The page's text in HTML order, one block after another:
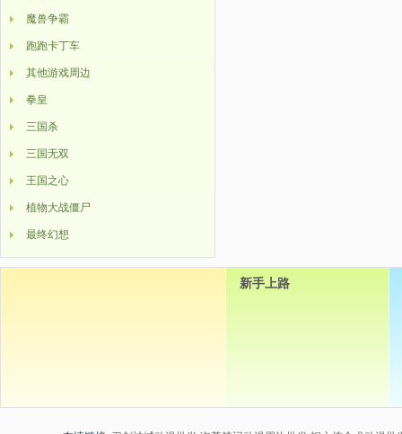
魔兽争霸
跑跑卡丁车
其他游戏周边
拳皇
三国杀
三国无双
王国之心
植物大战僵尸
最终幻想
新手上路